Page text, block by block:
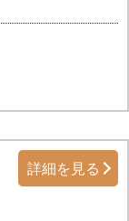
詳細を見る